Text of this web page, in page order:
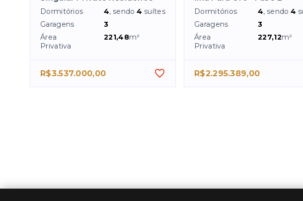
Dormitórios 4, sendo4 suítes
Garagens
3
Área
Privativa
221,48m²
R$3.537.000,00
Dormitórios 4, sendo4
Garagens
3
Área
Privativa
227,12m²
R$2.295.389,00